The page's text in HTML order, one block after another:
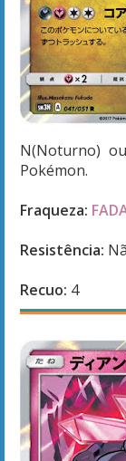
N(Noturno)
Pokémon.
Fraqueza:
Resistência:
Recuo: 4